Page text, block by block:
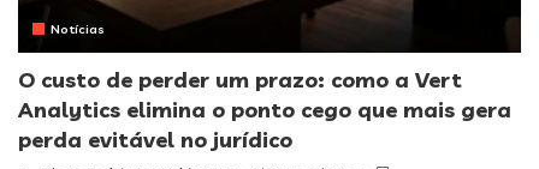
Notícias
O custo de perder um prazo: como a Vert
Analytics elimina o ponto cego que mais gera
perda evitável no jurídico